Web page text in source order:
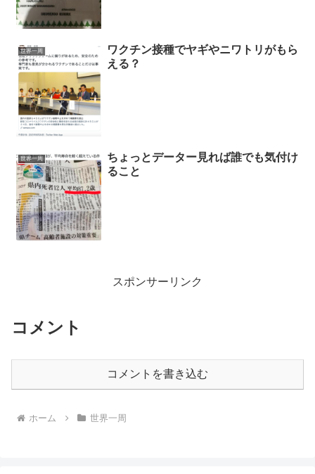
世界一周
ワクチン接種でヤギやニワトリがもら
える？
世界一周
ちょっとデーター見れば誰でも気付け
ること
スポンサーリンク
コメント
コメントを書き込む
ホーム 世界一周